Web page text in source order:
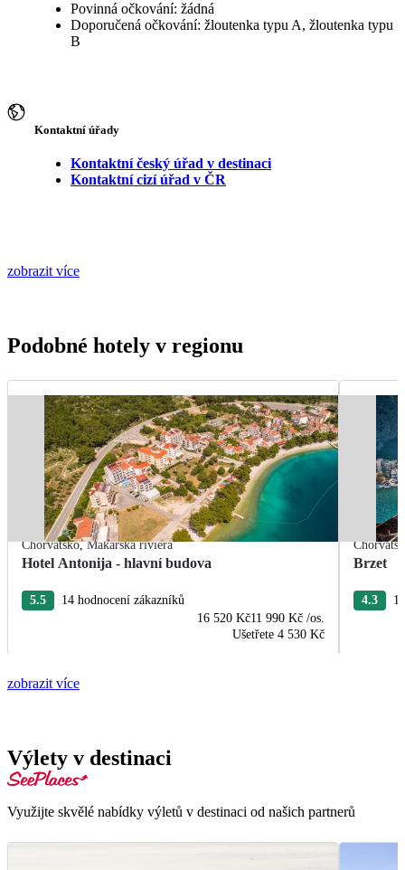
Povinná očkování: žádná
Doporučená očkování: žloutenka typu A, žloutenka typu
B
Kontaktní úřady
Kontaktní český úřad v destinaci
Kontaktní cizí úřad v ČR
zobrazit více
Podobné hotely v regionu
Chorvatsko,Makarská riviéra
Hotel Antonija - hlavní budova
5.5
14 hodnocení zákazníků
16 520 Kč11 990 Kč /os.
Ušetřete 4 530 Kč
Brzet
4.3
zobrazit více
Výlety v destinaci
Využijte skvělé nabídky výletů v destinaci od našich partnerů